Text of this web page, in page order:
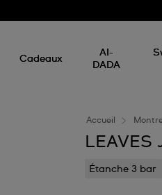
Cadeaux
AI-
DADA
Accueil
LEAVES
Étanche 3 bar